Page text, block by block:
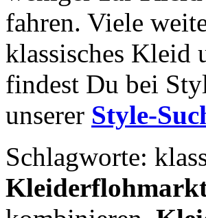
fahren. Viele
klassisches Kleid
findest Du bei
unserer Style-
Schlagworte: